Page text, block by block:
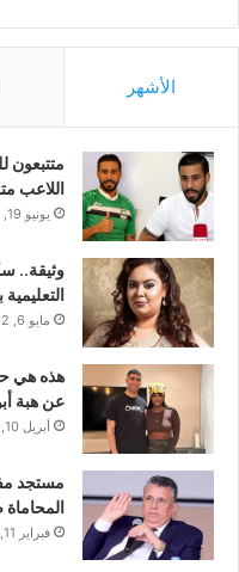
الأشهر
متتبعون
اللاعب
يونيو 19, 2022
وثيقة..
مايو 6, 2022
هذه هي
عن هبة
أبريل 10, 2023
مستجد
فبراير 11, 2023